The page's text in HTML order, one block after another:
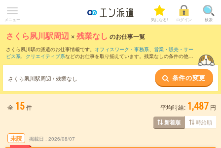
メニュー 気になる! ログイン 検索
さくら夙川駅周辺 ×残業なし のお仕事一覧
さくら夙川駅の派遣のお仕事情報です。 オフィスワーク・事務系、 営業・販売・サー
ビス系、 クリエイティブ系などのお仕事を取り揃えています。残業なしの条件の他
さくら夙川駅周辺 / 残業なし 条件の変更
全 15件 平均時給: 1,487 円
新着順 時給順
未読 掲載日 2026/08/07